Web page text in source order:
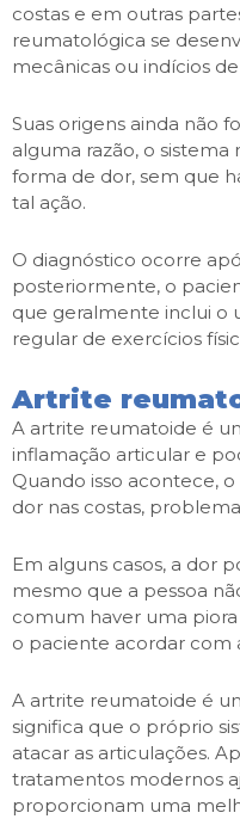
costas e em outras
reumatológica se
mecânicas ou indícios
Suas origens ainda não
alguma razão, o sistema
forma de dor, sem que
tal ação.
O diagnóstico ocorre
posteriormente, o
que geralmente inclui o
regular de exercícios
Artrite
A artrite reumatoide é
inflamação articular e
Quando isso acontece,
dor nas costas,
Em alguns casos, a dor
mesmo que a pessoa
comum haver uma
o paciente acordar com
A artrite reumatoide é
significa que o próprio
atacar as articulações.
tratamentos modernos
proporcionam uma